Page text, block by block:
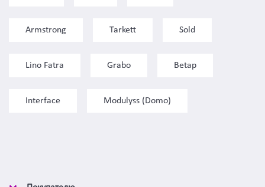
Armstrong Tarkett Sold
Lino Fatra Grabo Betap
Interface Modulyss (Domo)